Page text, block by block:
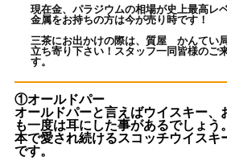
現在金、パラジウムの相場が史上最高レ
金属をお持ちの方は今が売り時です！
三茶にお出かけの際は、質屋 かんてい
立ち寄り下さい！スタッフ一同皆様のご
す。
①オールドパー
オールドパーと言えばウイスキー、
も一度は耳にした事があるでしょう
本で愛され続けるスコッチウイスキ
です。